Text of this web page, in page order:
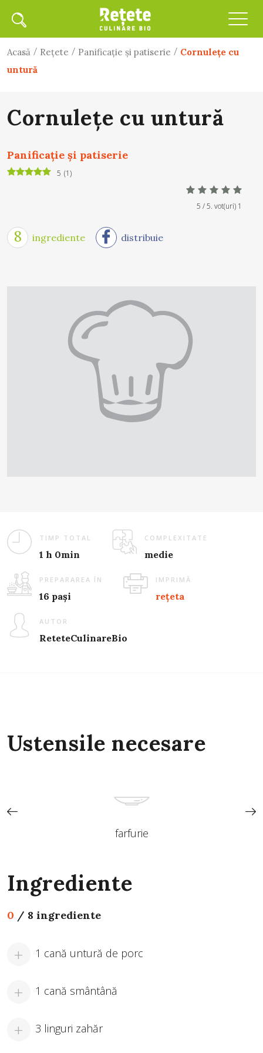
Acasă / Rețete / Panificaţie şi patiserie / Cornuleţe cu
untură
Cornuleţe cu untură
Panificaţie şi patiserie
5 (1)
5 / 5. vot(uri) 1
8 ingrediente distribuie
TIMP TOTAL
1 h 0min
COMPLEXITATE
medie
PREPARAREA ÎN
16 pași
IMPRIMĂ
rețeta
AUTOR
ReteteCulinareBio
Ustensile necesare
farfurie
Ingrediente
0 / 8 ingrediente
1 cană untură de porc
1 cană smântână
3 linguri zahăr